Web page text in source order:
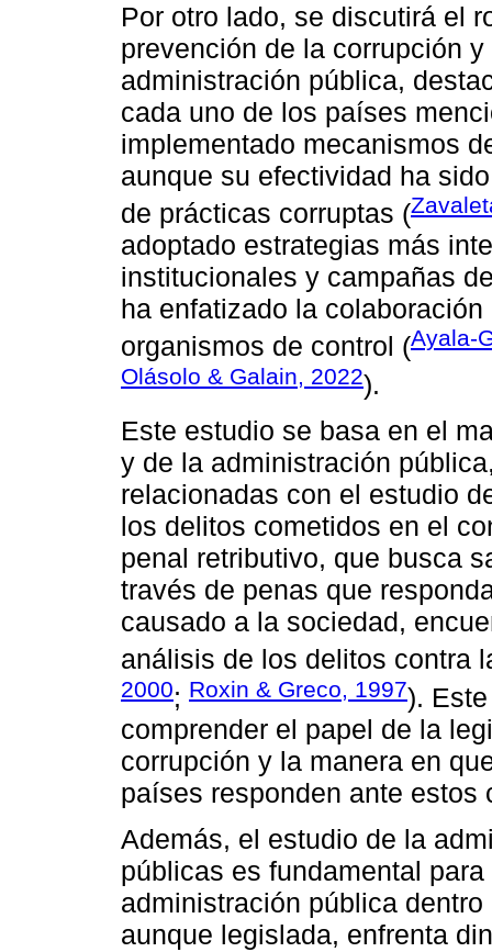
Por otro lado, se discutirá el
prevención de la corrupción
administración pública,
cada uno de los países
implementado mecanismos
aunque su efectividad ha
de prácticas corruptas (
adoptado estrategias más
institucionales y campañas
ha enfatizado la
organismos de control (Ayala-
Olásolo & Galain, 2022).
Este estudio se basa en el
y de la administración
relacionadas con el estudio
los delitos cometidos en el
penal retributivo, que busca
través de penas que
causado a la sociedad,
análisis de los delitos contra
2000; Roxin & Greco, 1997).
comprender el papel de la
corrupción y la manera en
países responden ante estos
Además, el estudio de la
públicas es fundamental
administración pública
aunque legislada, enfrenta